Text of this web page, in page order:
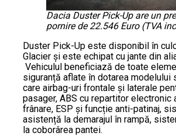
Dacia Duster Pick-Up are un
pornire de 22.546 Euro (TVA
Duster Pick-Up este disponibil în
Glacier și este echipat cu jante din
Vehiculul beneficiază de toate
siguranță aflate în dotarea modelului
care airbag-uri frontale și laterale
pasager, ABS cu repartitor electronic
frânare, ESP și funcție anti-patinaj,
asistență la demarajul în rampă,
la coborârea pantei.